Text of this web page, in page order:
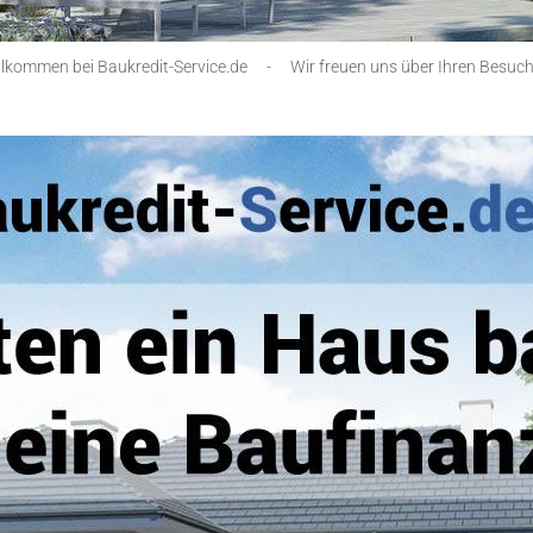
bei Baukredit-Service.de - Wir freuen uns über Ihren